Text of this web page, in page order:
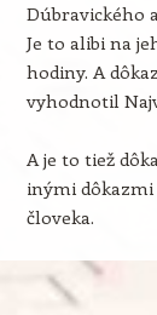
Dúbravického
Je to alibi na
hodiny. A
vyhodnotil
A je to tiež
inými
človeka.